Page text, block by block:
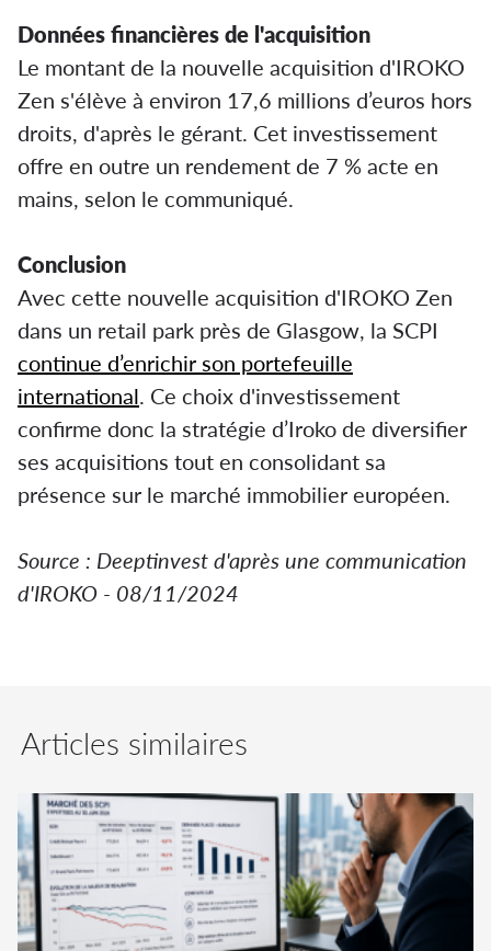
Données financières de l'acquisition
Le montant de la nouvelle acquisition d'IROKO
Zen s'élève à environ 17,6 millions d’euros hors
droits, d'après le gérant. Cet investissement
offre en outre un rendement de 7 % acte en
mains, selon le communiqué.
Conclusion
Avec cette nouvelle acquisition d'IROKO Zen
dans un retail park près de Glasgow, la SCPI
continue d’enrichir son portefeuille
international . Ce choix d'investissement
confirme donc la stratégie d’Iroko de diversifier
ses acquisitions tout en consolidant sa
présence sur le marché immobilier européen.
Source : Deeptinvest d'après une communication
d'IROKO - 08/11/2024
Articles similaires